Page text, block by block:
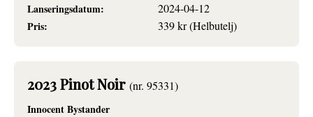
Lanseringsdatum:
2024-04-12
Pris:
339 kr (Helbutelj)
2023 Pinot Noir (nr. 95331)
Innocent Bystander